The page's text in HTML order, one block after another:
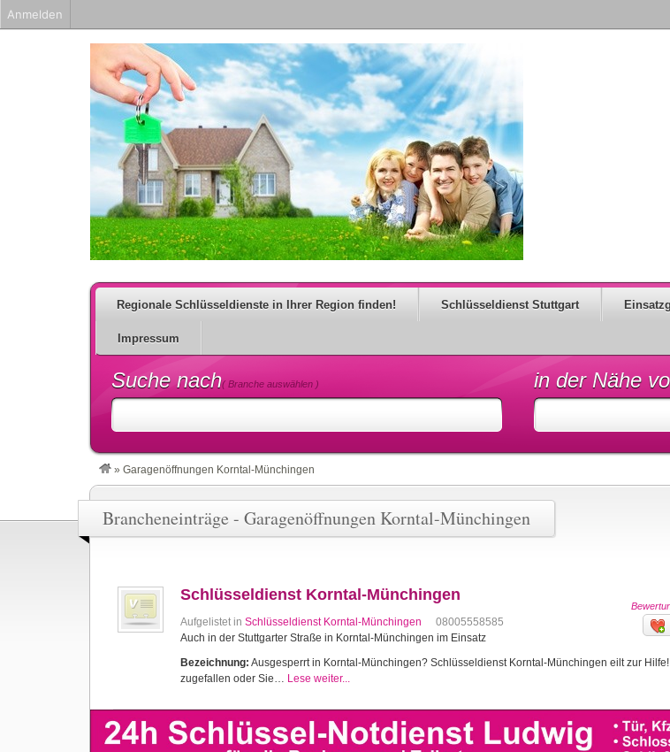
Regionale Schlüsseldienste in Ihrer Region finden! Schlüsseldienst Stuttgart
Impressum
Suche nach( Branche auswählen ) in der Nähe
» Garagenöffnungen Korntal-Münchingen
Brancheneinträge - Garagenöffnungen Korntal-Münchingen
Schlüsseldienst Korntal-Münchingen
Aufgelistet in Schlüsseldienst Korntal-Münchingen
08005558585
Auch in der Stuttgarter Straße in Korntal-Münchingen im Einsatz
Bezeichnung: Ausgesperrt in Korntal-Münchingen? Schlüsseldienst Korntal-Münchingen eilt zur
zugefallen oder Sie… Lese weiter...
Anmelden